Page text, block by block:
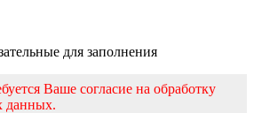
для заполнения
Ваше согласие на обработку
данных.